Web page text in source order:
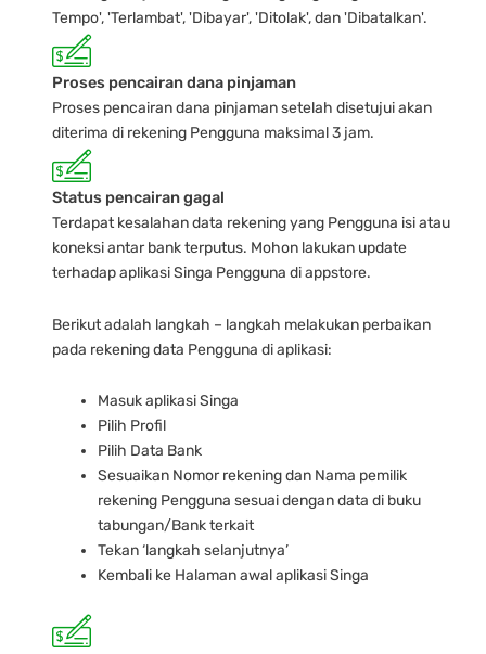
Tempo', 'Terlambat', 'Dibayar', 'Ditolak', dan 'Dibatalkan'.
Proses pencairan dana pinjaman
Proses pencairan dana pinjaman setelah disetujui akan
diterima di rekening Pengguna maksimal 3 jam.
Status pencairan gagal
Terdapat kesalahan data rekening yang Pengguna isi atau
koneksi antar bank terputus. Mohon lakukan update
terhadap aplikasi Singa Pengguna di appstore.
Berikut adalah langkah – langkah melakukan perbaikan
pada rekening data Pengguna di aplikasi:
Masuk aplikasi Singa
Pilih Profil
Pilih Data Bank
Sesuaikan Nomor rekening dan Nama pemilik
rekening Pengguna sesuai dengan data di buku
tabungan/Bank terkait
Tekan ‘langkah selanjutnya’
Kembali ke Halaman awal aplikasi Singa